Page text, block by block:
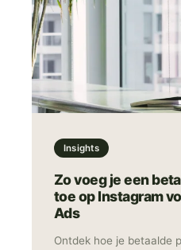
Insights
Zo voeg je een
toe op Instagram
Ads
Ontdek hoe je betaalde